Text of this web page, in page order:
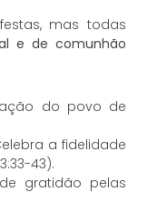
mas todas
e de comunhão
do povo de
a fidelidade
43).
gratidão pelas